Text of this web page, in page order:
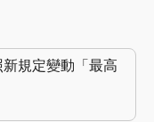
規定變動「最高